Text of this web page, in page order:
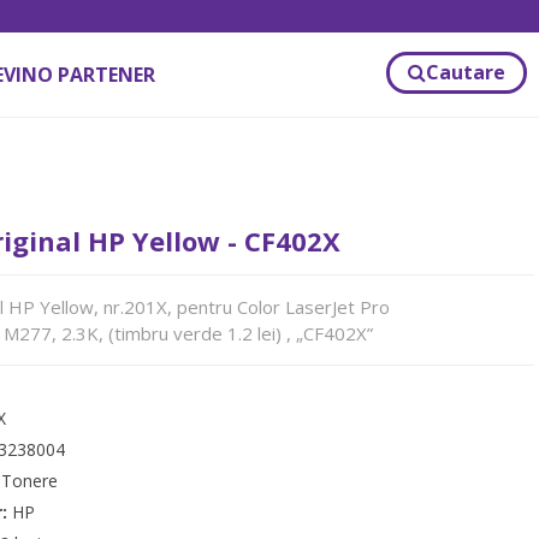
PARTENER Cautare
HP Yellow - CF402X
HP Yellow, nr.201X, pentru Color LaserJet Pro
2.3K, (timbru verde 1.2 lei) , „CF402X”
Tonere
HP